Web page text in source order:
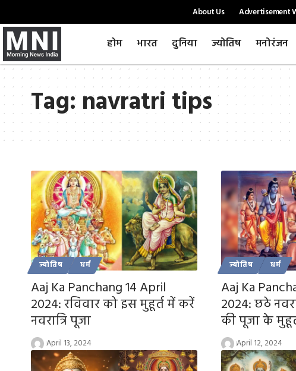
About Us Advertisement
होम भारत दुनिया ज्योतिष मनोरंजन
Tag:navratri tips
ज्योतिष धर्म
Aaj Ka Panchang 14 April
2024: रविवार को इस मुहूर्त में करें
नवरात्रि पूजा
April 13, 2024
ज्योतिष धर्म
Aaj Ka
2024: छठे
की पूजा के
April 12, 2024